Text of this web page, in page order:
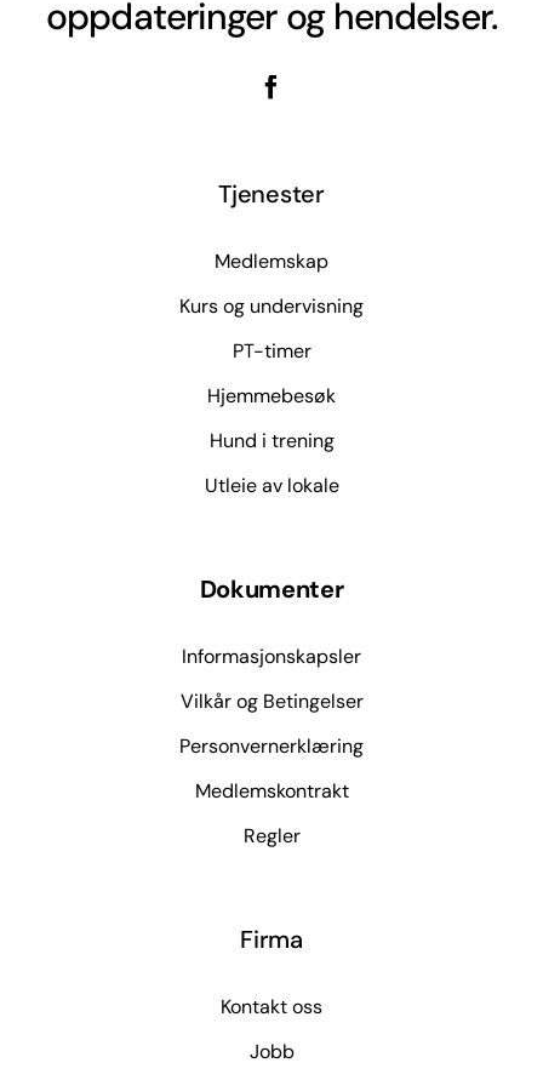
oppdateringer og hendelser.
Tjenester
Medlemskap
Kurs og undervisning
PT-timer
Hjemmebesøk
Hund i trening
Utleie av lokale
Dokumenter
Informasjonskapsler
Vilkår og Betingelser
Personvernerklæring
Medlemskontrakt
Regler
Firma
Kontakt oss
Jobb